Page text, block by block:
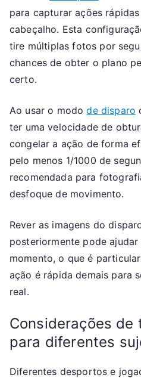
para capturar ações
cabeçalho. Esta
tire múltiplas fotos por
chances de obter o plano
certo.
Ao usar o modode disparo
ter uma velocidade de
congelar a ação de forma
pelo menos 1/1000 de
recomendada para
desfoque de movimento.
Rever as imagens do
posteriormente pode
momento, o que é
ação é rápida demais para
real.
Considerações de
para diferentes
Diferentes desportos e